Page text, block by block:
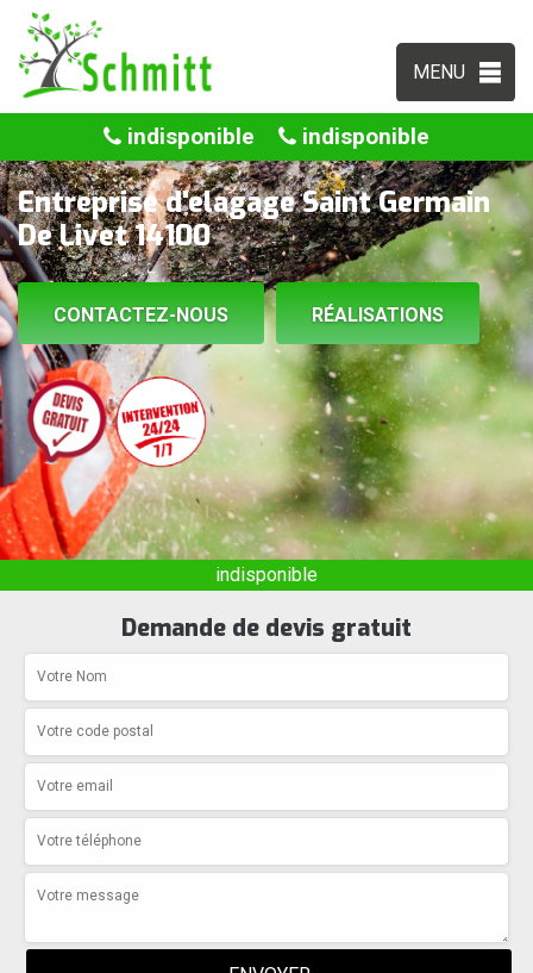
MENU
indisponible indisponible
Entreprise d'elagage Saint Germain
De Livet 14100
CONTACTEZ-NOUS RÉALISATIONS
indisponible
Demande de devis gratuit